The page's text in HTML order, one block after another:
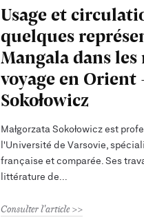
Usage et
quelques
Mangala dans
voyage en Orient
Sokołowicz
Małgorzata Sokołowicz est
l'Université de Varsovie,
française et comparée. Ses
littérature de
Consulter l'article